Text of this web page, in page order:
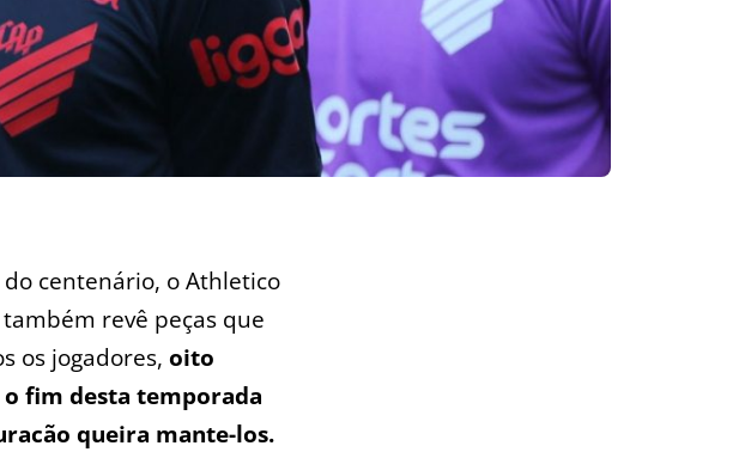
centenário, o Athletico
revê peças que
os jogadores,oito
fim desta temporada
queira mante-los.